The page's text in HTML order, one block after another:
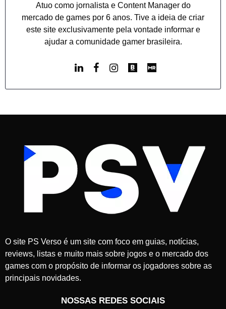
Atuo como jornalista e Content Manager do
mercado de games por 6 anos. Tive a ideia de criar
este site exclusivamente pela vontade informar e
ajudar a comunidade gamer brasileira.
O site PS Verso é um site com foco em guias, notícias,
reviews, listas e muito mais sobre jogos e o mercado dos
games com o propósito de informar os jogadores sobre as
principais novidades.
NOSSAS REDES SOCIAIS